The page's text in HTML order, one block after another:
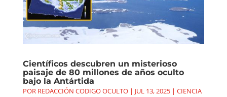
Científicos descubren un misterioso
paisaje de 80 millones de años oculto
bajo la Antártida
POR REDACCIÓN CODIGO OCULTO| JUL 13, 2025| CIENCIA